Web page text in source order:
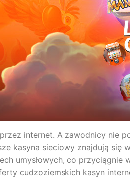
internet. A zawodnicy nie
kasyna sieciowy znajdują się
umysłowych, co
cudzoziemskich kasyn